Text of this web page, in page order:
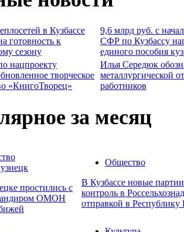
в Кузбассе
готовность к
сезону
9,6 млрд руб. с
СФР по Кузбассу
единого пособия
нацпроекту
творческое
«КнигоТворец»
Илья Середюк
металлургической
работников
за месяц
простились с
ОМОН
Общество
В Кузбассе новые
контроль в
отправкой в Республику